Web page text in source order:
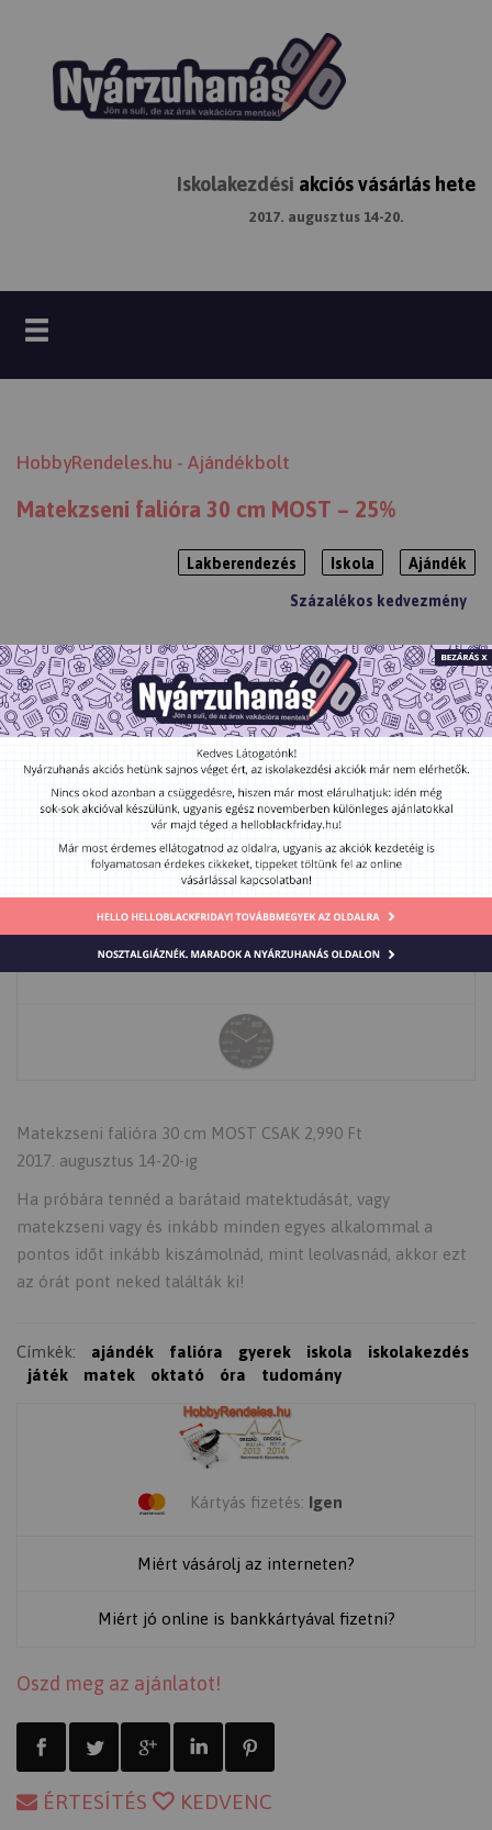
Iskolakezdési akciós vásárlás hete
2017. augusztus 14-20.
HobbyRendeles.hu - Ajándékbolt
Matekzseni falióra 30 cm MOST – 25%
Ajándék
Iskola
Lakberendezés
Százalékos kedvezmény
Matekzseni falióra 30 cm MOST CSAK 2,990 Ft
2017. augusztus 14-20-ig
Ha próbára tennéd a barátaid matektudását, vagy
matekzseni vagy és inkább minden egyes alkalommal a
pontos időt inkább kiszámolnád, mint leolvasnád, akkor ezt
az órát pont neked találták ki!
Címkék: ajándék falióra gyerek iskola
iskolakezdés
játék
matek oktató óra tudomány
Kártyás fizetés: Igen
Miért vásárolj az interneten?
Miért jó online is bankkártyával fizetni?
Oszd meg az ajánlatot!
ÉRTESÍTÉS KEDVENC